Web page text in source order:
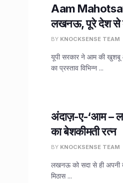
Aam
लखनऊ, पूरे देश से
BY KNOCKSENSE TEAM
यूपी सरकार ने आम की
का प्रस्ताव विभिन्न ...
अंदाज़-ए-‘आम –
का बेशकीमती रत्न
BY KNOCKSENSE TEAM
लखनऊ को सदा से ही अपनी
मिठास ...